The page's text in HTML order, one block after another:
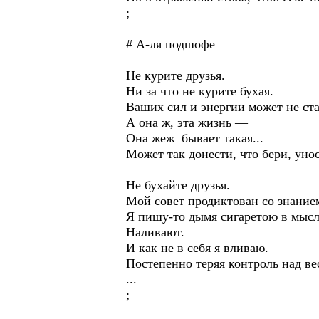
;
# А-ля подшофе
Не курите друзья.
Ни за что не курите бухая.
Ваших сил и энергии может не
А она ж, эта жизнь —
Она жеж бывает такая...
Может так донести, что бери,
Не бухайте друзья.
Мой совет продиктован со
Я пишу-то дымя сигаретою в
Наливают.
И как не в себя я вливаю.
Постепенно теряя контроль над
...
;